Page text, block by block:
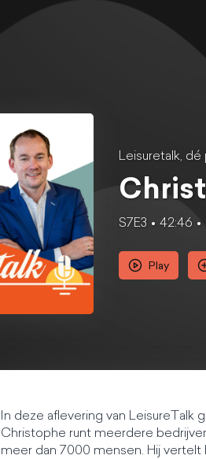
Leisuretalk,
S7E3 42:46
Play
In deze aflevering van
Christophe runt meerdere
meer dan 7000 mensen. Hij